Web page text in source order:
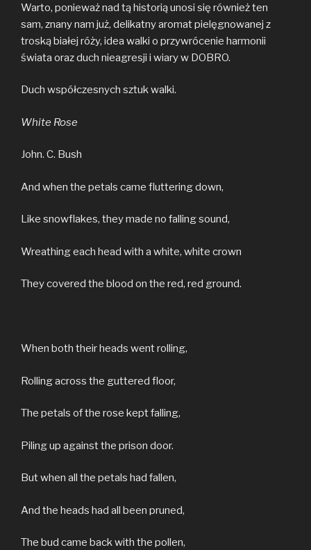
Warto, ponieważ nad tą historią unosi się również ten
sam, znany nam już, delikatny aromat pielęgnowanej z
troską białej róży, idea walki o przywrócenie harmonii
świata oraz duch nieagresji i wiary w DOBRO.
Duch współczesnych sztuk walki.
White Rose
John. C. Bush
And when the petals came fluttering down,
Like snowflakes, they made no falling sound,
Wreathing each head with a white, white crown
They covered the blood on the red, red ground.
When both their heads went rolling,
Rolling across the guttered floor,
The petals of the rose kept falling,
Piling up against the prison door.
But when all the petals had fallen,
And the heads had all been pruned,
The bud came back with the pollen,